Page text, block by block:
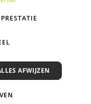
PRESTATIE
AFWIJZEN